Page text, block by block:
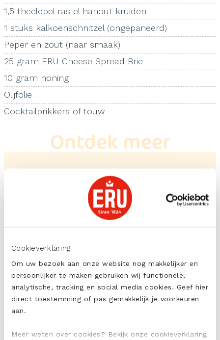
Cookieverklaring
Om uw bezoek aan onze website nog makkelijker en
persoonlijker te maken gebruiken wij functionele,
analytische, tracking en social media cookies. Geef hier
direct toestemming of pas gemakkelijk je voorkeuren
aan.
Meer weten over cookies? Bekijk onze cookieverklaring
1,5 theelepel ras el hanout kruiden
1 stuks kalkoenschnitzel (ongepaneerd)
Peper en zout (naar smaak)
25 gram ERU Cheese Spread Brie
10 gram honing
Olijfolie
Cocktailprikkers of touw
Ontdek meer
heerlijke recepten
Ontdek onze recepten
ERU Culinair Light